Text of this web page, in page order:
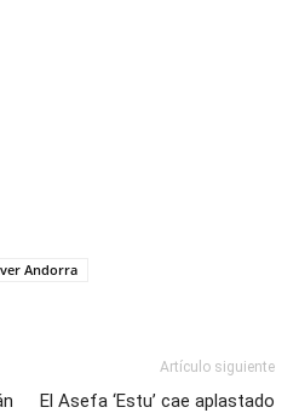
Andorra
Artículo siguiente
El Asefa ‘Estu’ cae aplastado